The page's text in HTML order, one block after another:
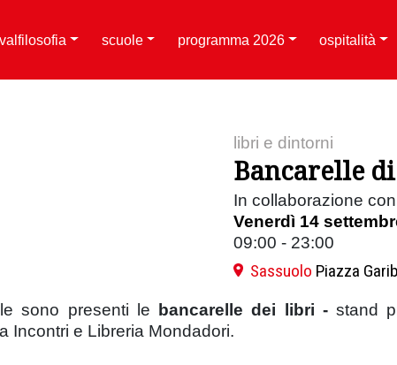
scuole programma 2026 ospitalità
libri e dintorni
Bancarelle
In collaborazione
Venerdì 14
09:00 - 23:00
Sassuolo Piazza
sono presenti le bancarelle dei libri -stand
Incontri e Libreria Mondadori.